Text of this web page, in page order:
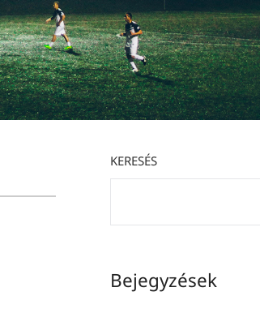
KERESÉS
Bejegyzések